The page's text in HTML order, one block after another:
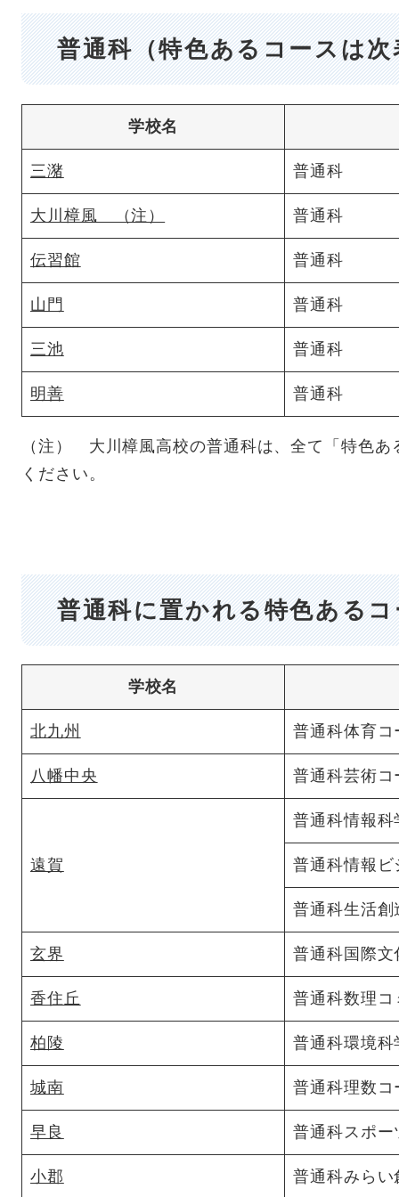
普通科（特色あるコースは
学校名
三潴 普通科
大川樟風 （注） 普通科
伝習館 普通科
山門 普通科
三池 普通科
明善 普通科
（注） 大川樟風高校の普通科は、全て「特色
ください。
普通科に置かれる特色ある
学校名
北九州 普通科体育コ
八幡中央 普通科芸術コ
遠賀
普通科情報科
普通科情報
普通科生活創
玄界 普通科国際文
香住丘 普通科数理
柏陵 普通科環境科
城南 普通科理数コ
早良 普通科スポ
小郡 普通科みらい